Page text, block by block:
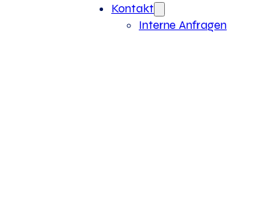
Kontakt
Interne Anfragen